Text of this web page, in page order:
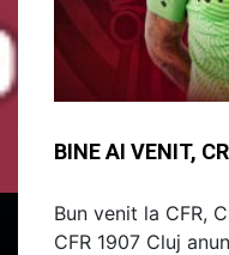
BINE AI VENIT,
Bun venit la CFR,
CFR 1907 Cluj